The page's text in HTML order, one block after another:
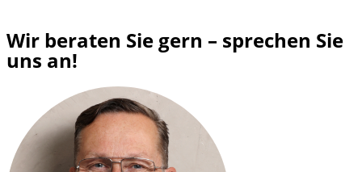
Wir beraten Sie gern – sprechen Sie
uns an!